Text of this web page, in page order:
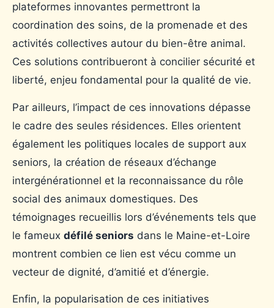
plateformes innovantes permettront la
coordination des soins, de la promenade et des
activités collectives autour du bien-être animal.
Ces solutions contribueront à concilier sécurité et
liberté, enjeu fondamental pour la qualité de vie.
Par ailleurs, l’impact de ces innovations dépasse
le cadre des seules résidences. Elles orientent
également les politiques locales de support aux
seniors, la création de réseaux d’échange
intergénérationnel et la reconnaissance du rôle
social des animaux domestiques. Des
témoignages recueillis lors d’événements tels que
le fameux défilé seniors dans le Maine-et-Loire
montrent combien ce lien est vécu comme un
vecteur de dignité, d’amitié et d’énergie.
Enfin, la popularisation de ces initiatives